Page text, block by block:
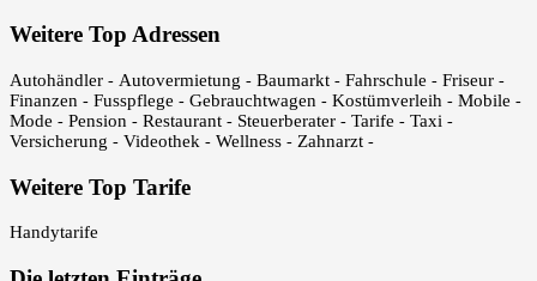
Weitere Top Adressen
Autohändler - Autovermietung - Baumarkt - Fahrschule - Friseur -
Finanzen - Fusspflege - Gebrauchtwagen - Kostümverleih - Mobile -
Mode - Pension - Restaurant - Steuerberater - Tarife - Taxi -
Versicherung - Videothek - Wellness - Zahnarzt -
Weitere Top Tarife
Handytarife